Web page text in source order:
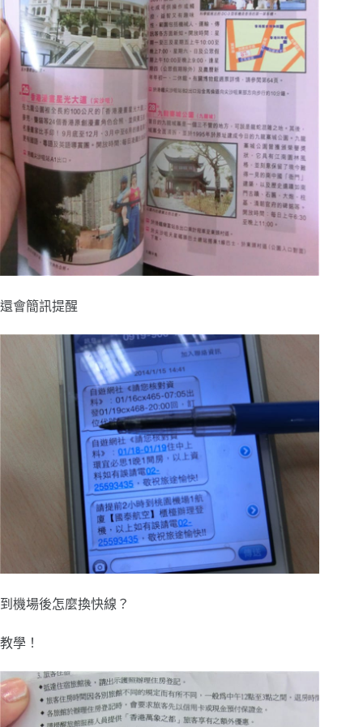
還會簡訊提醒
到機場後怎麼換快線？
教學！